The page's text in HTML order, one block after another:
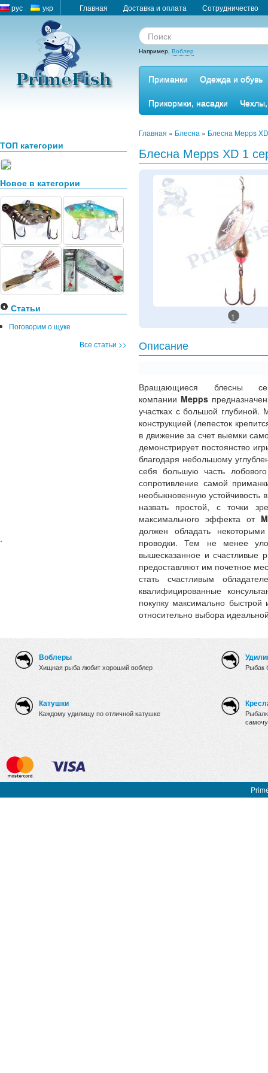
рус укр Главная Доставка и оплата Сотрудничество
Например, Воблер
Приманки
Одежда и обувь
Прикормки, насадки
ТОП категории
Новое в категории
Статьи
Поговорим о щуке
Все статьи >>
.
Главная » Блесна » Блесна Mepps
Блесна Mepps XD 1
1
Описание
Вращающиеся блесны
компании Mepps
участках с большой глубиной.
конструкцией (лепесток
в движение за счет выемки
демонстрирует постоянство
благодаря небольшому
себя большую часть
сопротивление самой
необыкновенную
назвать простой, с точки
максимального эффекта от
должен обладать
проводки. Тем не менее
вышесказанное и
предоставляют им почетное
стать счастливым
квалифицированные
покупку максимально
относительно выбора
Воблеры
Хищная рыба любит хороший воблер
Катушки
Каждому удилищу по отличной катушке
Рыбак